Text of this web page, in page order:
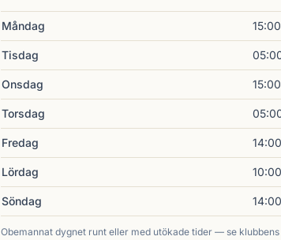
Måndag
Tisdag
Onsdag
Torsdag
Fredag
Lördag
Söndag
Obemannat dygnet runt eller med utökade tider — se